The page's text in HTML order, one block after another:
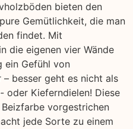
bieten den
Gemütlichkeit, die man
findet. Mit
die eigenen vier Wände
ein Gefühl von
besser geht es nicht als
oder Kieferndielen! Diese
vorgestrichen
jede Sorte zu einem